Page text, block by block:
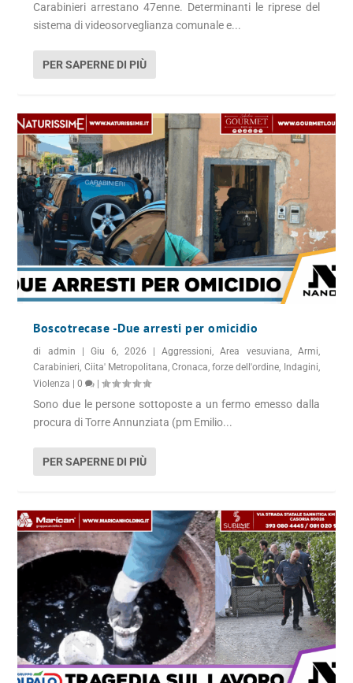
Carabinieri arrestano 47enne. Determinanti le riprese del
sistema di videosorveglianza comunale e...
PER SAPERNE DI PIÙ
Boscotrecase -Due arresti per omicidio
di admin Giu 6, 2026 |Aggressioni,Area vesuviana, Armi,
Carabinieri, Ciita' Metropolitana,Cronaca,forze dell'ordine, Indagini,
Violenza
|0 |
Sono due le persone sottoposte a un fermo emesso dalla
procura di Torre Annunziata (pm Emilio...
PER SAPERNE DI PIÙ